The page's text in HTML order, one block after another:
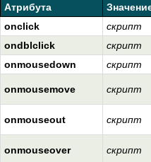
Атрибута
onclick
скрипт
ondblclick
скрипт
onmousedown
скрипт
onmousemove скрипт
onmouseout скрипт
onmouseover скрипт